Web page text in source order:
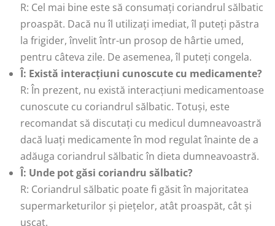
R: Cel mai bine este să consumați coriandrul sălbatic
proaspăt. Dacă nu îl utilizați imediat, îl puteți păstra
la frigider, învelit într-un prosop de hârtie umed,
pentru câteva zile. De asemenea, îl puteți congela.
Î: Există interacțiuni cunoscute cu medicamente?
R: În prezent, nu există interacțiuni medicamentoase
cunoscute cu coriandrul sălbatic. Totuși, este
recomandat să discutați cu medicul dumneavoastră
dacă luați medicamente în mod regulat înainte de a
adăuga coriandrul sălbatic în dieta dumneavoastră.
Î: Unde pot găsi coriandru sălbatic?
R: Coriandrul sălbatic poate fi găsit în majoritatea
supermarketurilor și piețelor, atât proaspăt, cât și
uscat.